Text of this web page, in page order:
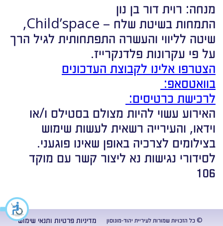
מנחה: רוית דור בן נון
התמחות בשיטת שלח – Child’space,
שיטה לליווי והעשרה התפתחותית לגיל הרך
על פי עקרונות פלדנקרייז.
הצטרפו אלינו לקבוצת העדכונים
בוואטסאפ:
לרכישת כרטיסים:
האירוע עשוי להיות מצולם בסטילס ו/או
וידאו, והעירייה רשאית לעשות שימוש
בצילומים לצרכיה באופן שאינו פוגעני.
לסידורי נגישות נא ליצור קשר עם מוקד
106
© כל הזכויות שמורות לעיריית יהוד-מונוסון מדיניות פרטיות ותנאי שימוש